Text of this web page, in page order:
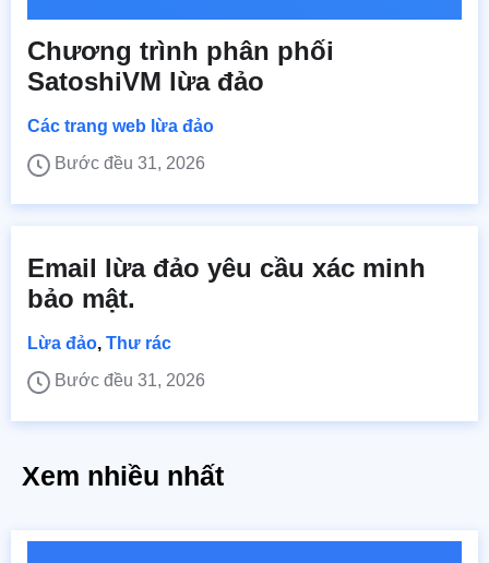
Chương trình phân phối
SatoshiVM lừa đảo
Các trang web lừa đảo
Bước đều 31, 2026
Email lừa đảo yêu cầu xác minh
bảo mật.
Lừa đảo, Thư rác
Bước đều 31, 2026
Xem nhiều nhất